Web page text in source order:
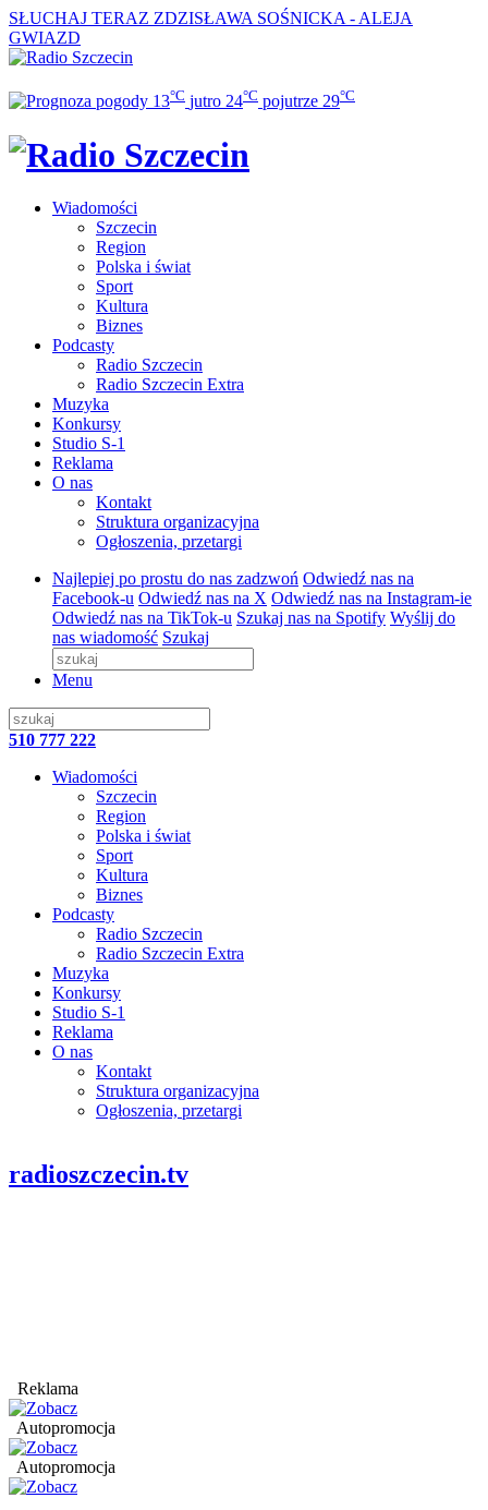
SŁUCHAJ TERAZ ZDZISŁAWA SOŚNICKA - ALEJA
GWIAZD
13°C jutro 24°C pojutrze 29°C
Wiadomości
Szczecin
Region
Polska i świat
Sport
Kultura
Biznes
Podcasty
Radio Szczecin
Radio Szczecin Extra
Muzyka
Konkursy
Studio S-1
Reklama
O nas
Kontakt
Struktura organizacyjna
Ogłoszenia, przetargi
Najlepiej po prostu do nas zadzwoń Odwiedź nas na
Facebook-u Odwiedź nas na X Odwiedź nas na Instagram-ie
Odwiedź nas na TikTok-u Szukaj nas na Spotify Wyślij do
nas wiadomość Szukaj
Menu
510 777 222
Wiadomości
Szczecin
Region
Polska i świat
Sport
Kultura
Biznes
Podcasty
Radio Szczecin
Radio Szczecin Extra
Muzyka
Konkursy
Studio S-1
Reklama
O nas
Kontakt
Struktura organizacyjna
Ogłoszenia, przetargi
radioszczecin.tv
Reklama
Autopromocja
Autopromocja